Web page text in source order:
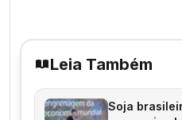
Leia Também
Soja